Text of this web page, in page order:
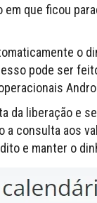
que ficou
o
pode ser
da liberação e
a consulta aos
e manter o